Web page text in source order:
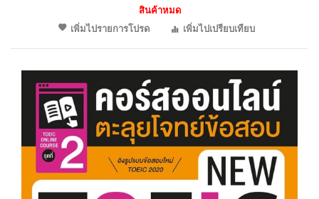
สินค้าหมด
เพิ่มไปรายการโปรด
เพิ่มไปเปรียบเทียบ